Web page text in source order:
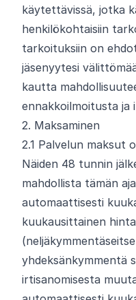
käytettävissä, jotka
henkilökohtaisiin
tarkoituksiin on
jäsenyytesi
kautta
ennakkoilmoitusta ja
2. Maksaminen
2.1 Palvelun maksut
Näiden 48 tunnin
mahdollista tämän
automaattisesti
kuukausittainen
yhdeksänkymmentä
irtisanomisesta